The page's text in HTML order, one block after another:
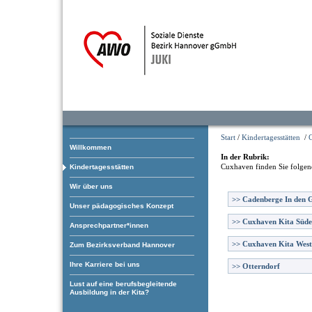
Willkommen
Kindertagesstätten
Wir über uns
Unser pädagogisches Konzept
Ansprechpartner*innen
Zum Bezirksverband Hannover
Ihre Karriere bei uns
Lust auf eine berufsbegleitende
Ausbildung in der Kita?
Start / Kindertagesstätten /
In der Rubrik:
Cuxhaven finden Sie
>> Cadenberge In den
>> Cuxhaven Kita
>> Cuxhaven Kita
>> Otterndorf